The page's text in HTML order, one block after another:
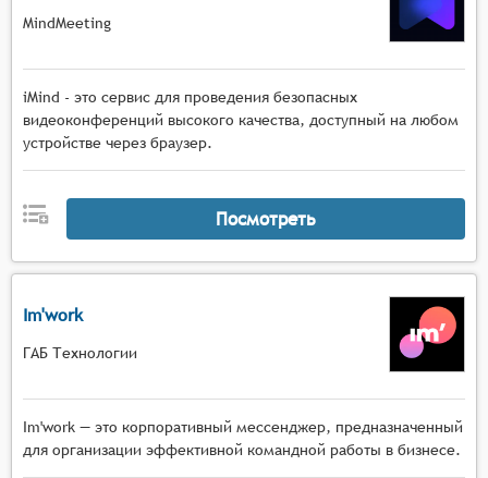
MindMeeting
iMind - это сервис для проведения безопасных
видеоконференций высокого качества, доступный на любом
устройстве через браузер.
Посмотреть
Im'work
ГАБ Технологии
Im'work — это корпоративный мессенджер, предназначенный
для организации эффективной командной работы в бизнесе.